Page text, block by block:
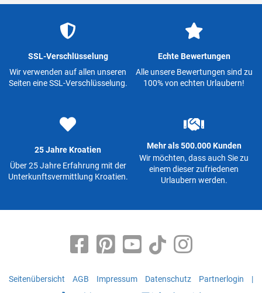
SSL-Verschlüsselung
Wir verwenden auf allen unseren
Seiten eine SSL-Verschlüsselung.
Echte Bewertungen
Alle unsere Bewertungen sind zu
100% von echten Urlaubern!
25 Jahre Kroatien
Über 25 Jahre Erfahrung mit der
Unterkunftsvermittlung Kroatien.
Mehr als 500.000 Kunden
Wir möchten, dass auch Sie zu
einem dieser zufriedenen
Urlaubern werden.
Seitenübersicht AGB Impressum Datenschutz Partnerlogin
|